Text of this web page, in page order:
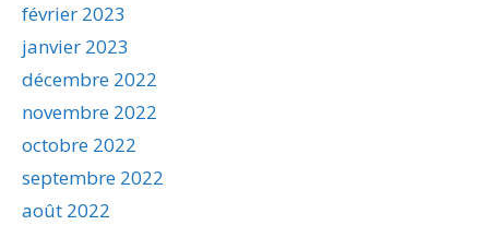
février 2023
janvier 2023
décembre 2022
novembre 2022
octobre 2022
septembre 2022
août 2022